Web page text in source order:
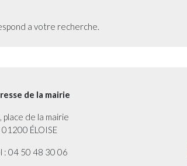
a votre recherche.
de la mairie
place de la mairie
01200 ÉLOISE
: 04 50 48 30 06